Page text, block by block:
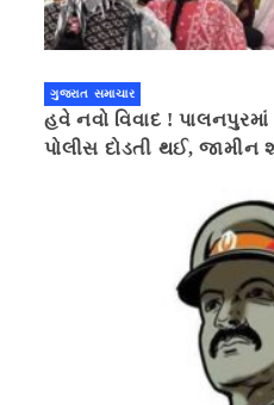
ગુજરાત સમાચાર
હવે નવો વિવાદ !
પોલીસ દોડતી થઈ, જામીન